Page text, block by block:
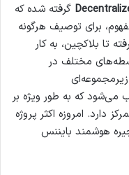
گرفته شده که
برای توصیف هرگونه
تا بلاکچین، به کار
مختلف در
معاملات رمزارزها است. در حقیقت DeFi زیرمجموعه‌ای
که به طور ویژه بر
دارد. امروزه اکثر پروژه‌
هوشمند بایننس